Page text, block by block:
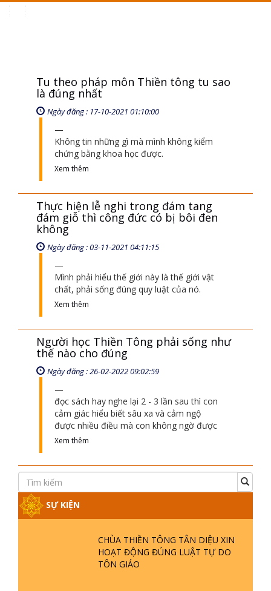
Tu theo pháp môn Thiền tông tu sao
là đúng nhất
Ngày đăng : 17-10-2021 01:10:00
Không tin những gì mà mình không kiểm
chứng bằng khoa học được.
Xem thêm
Thực hiện lễ nghi trong đám tang
đám giỗ thì công đức có bị bôi đen
không
Ngày đăng : 03-11-2021 04:11:15
Mình phải hiểu thế giới này là thế giới vật
chất, phải sống đúng quy luật của nó.
Xem thêm
Người học Thiền Tông phải sống như
thế nào cho đúng
Ngày đăng : 26-02-2022 09:02:59
đọc sách hay nghe lại 2 - 3 lần sau thì con
cảm giác hiểu biết sâu xa và cảm ngộ
được nhiều điều mà con không ngờ được
Xem thêm
SỰ KIỆN
CHÙA THIỀN TÔNG TÂN DIỆU XIN
HOẠT ĐỘNG ĐÚNG LUẬT TỰ DO
TÔN GIÁO